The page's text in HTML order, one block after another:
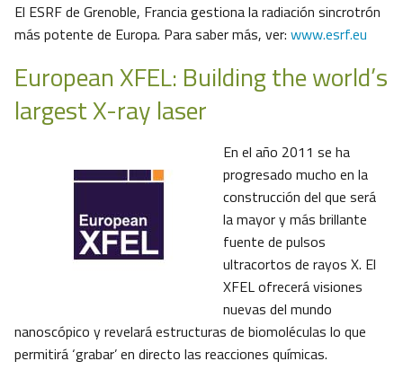
El ESRF de Grenoble, Francia gestiona la radiación sincrotrón
más potente de Europa. Para saber más, ver: www.esrf.eu
European XFEL: Building the world’s
largest X-ray laser
En el año 2011 se ha
progresado mucho en la
construcción del que será
la mayor y más brillante
fuente de pulsos
ultracortos de rayos X. El
XFEL ofrecerá visiones
nuevas del mundo
nanoscópico y revelará estructuras de biomoléculas lo que
permitirá ‘grabar’ en directo las reacciones químicas.